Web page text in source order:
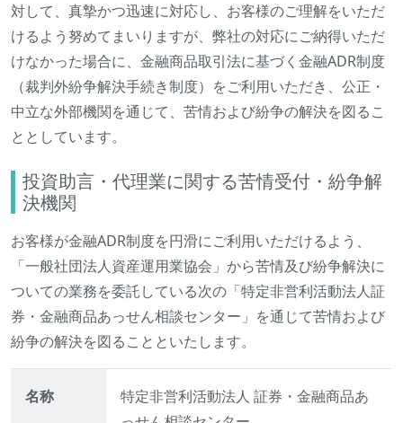
対して、真摯かつ迅速に対応し、お客様のご理解をいただ
けるよう努めてまいりますが、弊社の対応にご納得いただ
けなかった場合に、金融商品取引法に基づく金融ADR制度
（裁判外紛争解決手続き制度）をご利用いただき、公正・
中立な外部機関を通じて、苦情および紛争の解決を図るこ
ととしています。
投資助言・代理業に関する苦情受付・紛争解
決機関
お客様が金融ADR制度を円滑にご利用いただけるよう、
「一般社団法人資産運用業協会」から苦情及び紛争解決に
ついての業務を委託している次の「特定非営利活動法人証
券・金融商品あっせん相談センター」を通じて苦情および
紛争の解決を図ることといたします。
名称
特定非営利活動法人 証券・金融商品あ